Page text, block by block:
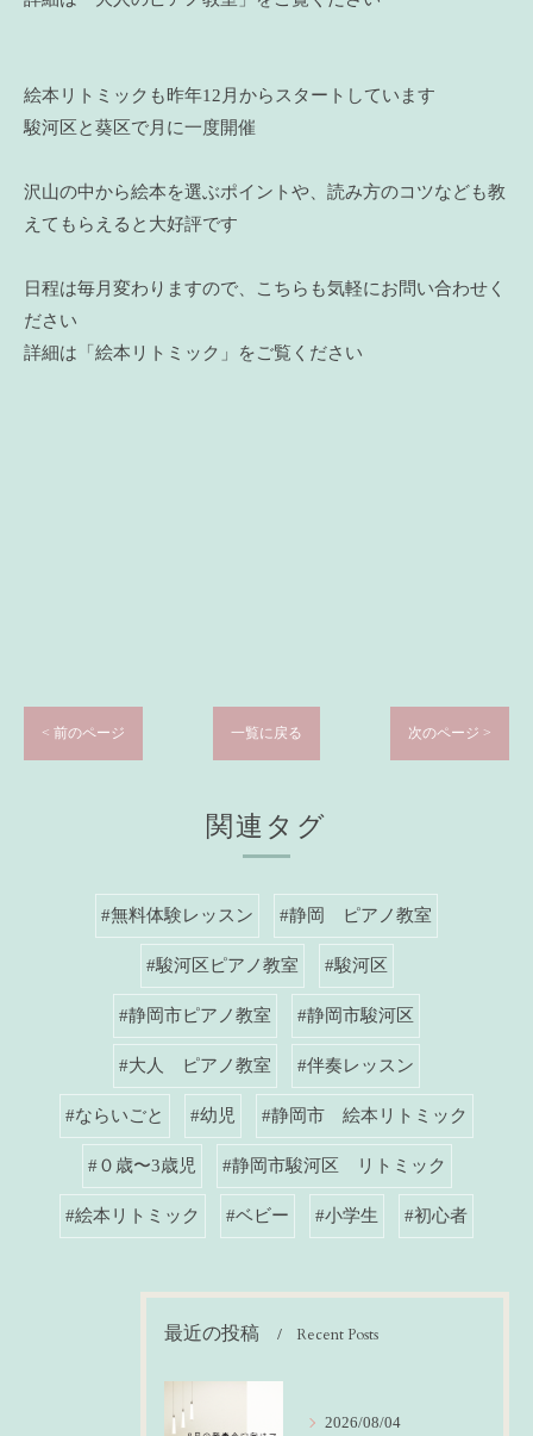
絵本リトミックも昨年12月からスタートしています
駿河区と葵区で月に一度開催
沢山の中から絵本を選ぶポイントや、読み方のコツなども教
えてもらえると大好評です
日程は毎月変わりますので、こちらも気軽にお問い合わせく
ださい
詳細は「絵本リトミック」をご覧ください
< 前のページ 一覧に戻る 次のページ >
関連タグ
#無料体験レッスン #静岡 ピアノ教室
#駿河区ピアノ教室 #駿河区
#静岡市ピアノ教室 #静岡市駿河区
#大人 ピアノ教室 #伴奏レッスン
#ならいごと #幼児 #静岡市 絵本リトミック
#０歳〜3歳児 #静岡市駿河区 リトミック
#絵本リトミック #ベビー #小学生 #初心者
最近の投稿 Recent Posts
2026/08/04